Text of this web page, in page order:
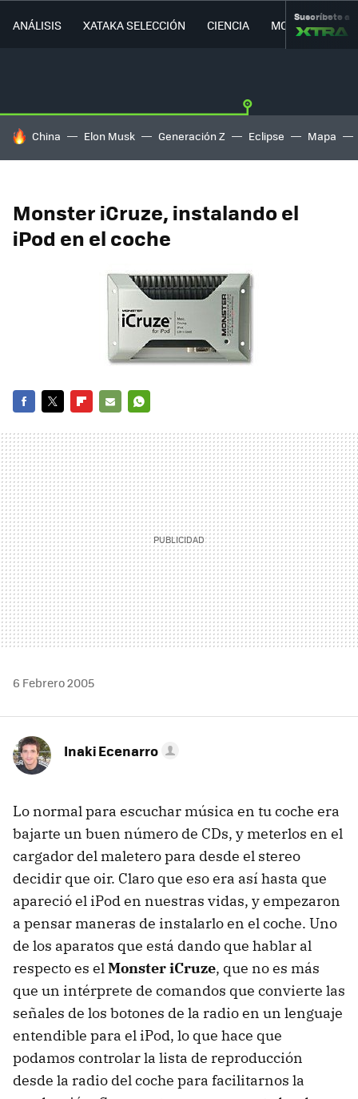
ANÁLISIS XATAKA SELECCIÓN CIENCIA MOVILIDAD
Suscríbete a
HOY SE HABLA DE
China Elon Musk Generación Z Eclipse Mapa
Monster iCruze, instalando el
iPod en el coche
MAIL
6 Febrero 2005
Inaki Ecenarro
Lo normal para escuchar música en tu coche era
bajarte un buen número de CDs, y meterlos en el
cargador del maletero para desde el stereo
decidir que oir. Claro que eso era así hasta que
apareció el iPod en nuestras vidas, y empezaron
a pensar maneras de instalarlo en el coche. Uno
de los aparatos que está dando que hablar al
respecto es elMonster iCruze, que no es más
que un intérprete de comandos que convierte las
señales de los botones de la radio en un lenguaje
entendible para el iPod, lo que hace que
podamos controlar la lista de reproducción
desde la radio del coche para facilitarnos la